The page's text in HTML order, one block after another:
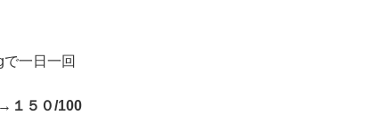
一日一回
１５０/100